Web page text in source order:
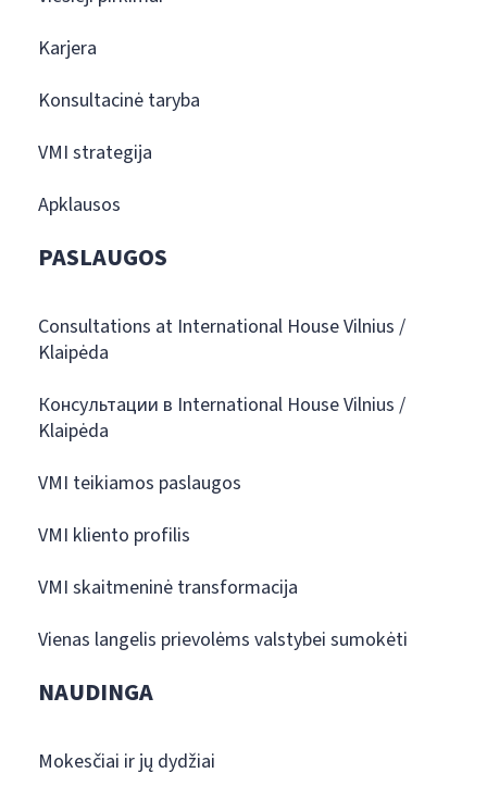
Karjera
Konsultacinė taryba
VMI strategija
Apklausos
PASLAUGOS
Consultations at International House Vilnius /
Klaipėda
Консультации в International House Vilnius /
Klaipėda
VMI teikiamos paslaugos
VMI kliento profilis
VMI skaitmeninė transformacija
Vienas langelis prievolėms valstybei sumokėti
NAUDINGA
Mokesčiai ir jų dydžiai